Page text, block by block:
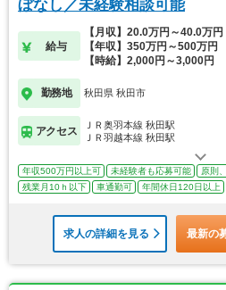
ぼなし／未経験相談可能
給与
【月収】20.0万円～40.0万円
【年収】350万円～500万円
【時給】2,000円～3,000円
勤務地 秋田県 秋田市
アクセス
ＪＲ奥羽本線 秋田駅
ＪＲ羽越本線 秋田駅
年収500万円以上可 未経験者も応募可能
原則
残業月10ｈ以下
車通勤可 年間休日120日以上
求人の詳細を見る 最新の